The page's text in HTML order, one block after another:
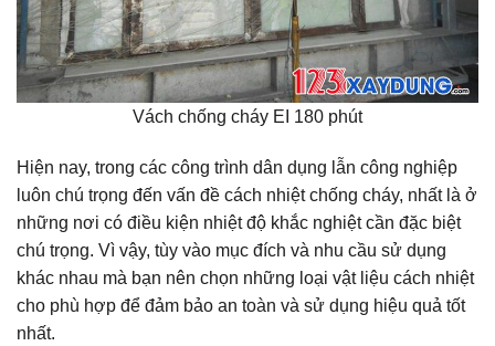
Vách chống cháy EI 180 phút
Hiện nay, trong các công trình dân dụng lẫn công nghiệp
luôn chú trọng đến vấn đề cách nhiệt chống cháy, nhất là ở
những nơi có điều kiện nhiệt độ khắc nghiệt cần đặc biệt
chú trọng. Vì vậy, tùy vào mục đích và nhu cầu sử dụng
khác nhau mà bạn nên chọn những loại vật liệu cách nhiệt
cho phù hợp để đảm bảo an toàn và sử dụng hiệu quả tốt
nhất.